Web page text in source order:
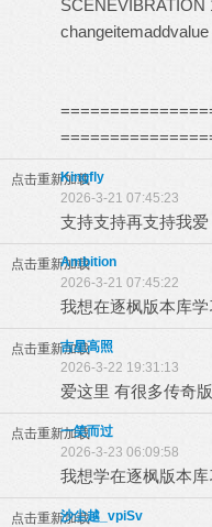
SCENEVIBRATION
点击重新加载
Kingfly
2026-3-21 07:45:23
支持支持再支持我
点击重新加载Ambition
2026-3-21 07:45:22
我想在逐枫版本库
点击重新加载
吉星高照
2026-3-22 19:31:13
爱这里 有很多传奇
点击重新加载
一笑而过
2026-3-23 06:09:58
我想学在逐枫版本
点击重新加载沙尘越_vpiSv